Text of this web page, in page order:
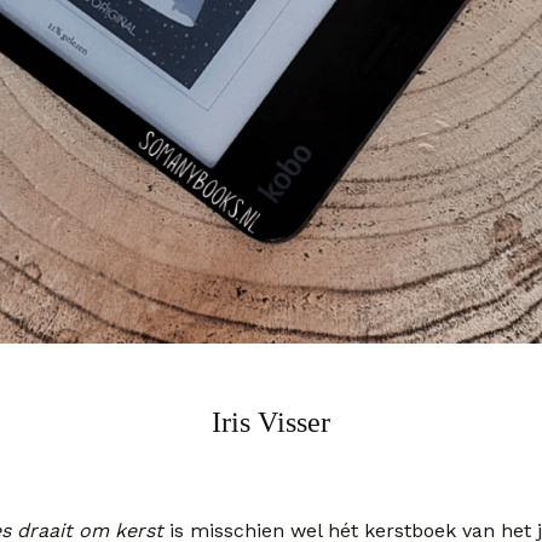
Iris Visser
draait om kerstis misschien wel hét kerstboek van het